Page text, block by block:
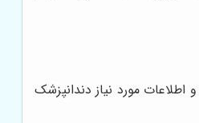
مورد نیاز دندانپزشک